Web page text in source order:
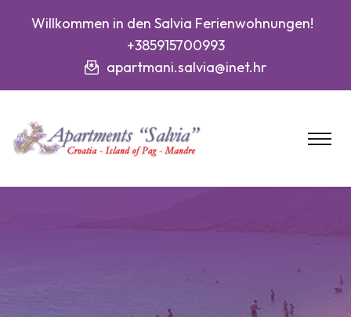
Willkommen in den Salvia Ferienwohnungen!
+385915700993
apartmani.salvia@inet.hr